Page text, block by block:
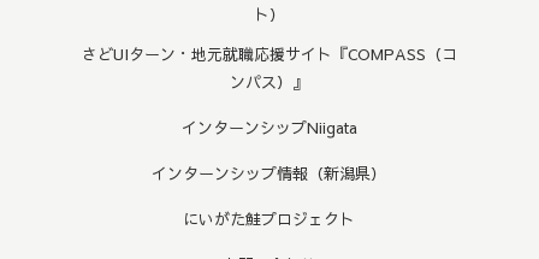
ト）
さどUIターン・地元就職応援サイト『COMPASS（コ
ンパス）』
インターンシップNiigata
インターンシップ情報（新潟県）
にいがた鮭プロジェクト